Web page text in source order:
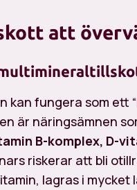
att
kan fungera som ett
är näringsämnen
B-komplex, D-
riskerar att bli
lagras i